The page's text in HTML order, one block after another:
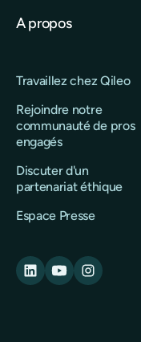
A propos
Travaillez chez Qileo
Rejoindre notre
communauté de pros
engagés
Discuter d'un
partenariat éthique
Espace Presse